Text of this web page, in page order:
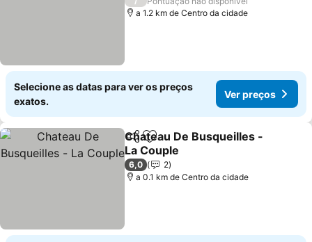
a 1.2 km de Centro da cidade
Selecione as datas para ver os preços
exatos.
Ver preços
PartilharAdicionar aos favoritos
Chateau De Busqueilles -
La Couple
Ver preços
6,0
2
a 0.1 km de Centro da cidade